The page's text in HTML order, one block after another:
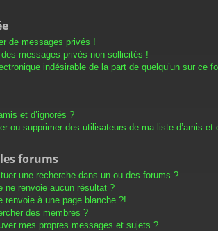
de messages privés !
messages privés non sollicités !
indésirable de la part de quelqu’un sur ce
et d’ignorés ?
ou supprimer des utilisateurs de ma liste d’amis et
forums
une recherche dans un ou des forums ?
ne renvoie aucun résultat ?
renvoie à une page blanche ?!
des membres ?
mes propres messages et sujets ?